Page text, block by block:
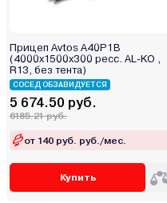
Прицеп Avtos A40P1B
(4000х1500х300 ресс. AL-KO ,
R13, без тента)
СОСЕД ОБЗАВИДУЕТСЯ
5 674.50 руб.
6185.21 руб.
от 140 руб. руб./мес.
Купить